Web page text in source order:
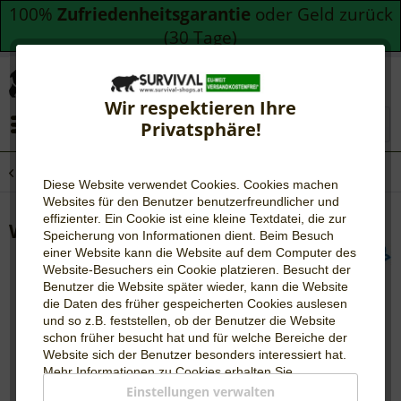
100% Zufriedenheitsgarantie oder Geld zurück
(30 Tage)
Wir respektieren Ihre
Privatsphäre!
Diese Website verwendet Cookies. Cookies machen
Websites für den Benutzer benutzerfreundlicher und
effizienter. Ein Cookie ist eine kleine Textdatei, die zur
Speicherung von Informationen dient. Beim Besuch
einer Website kann die Website auf dem Computer des
Website-Besuchers ein Cookie platzieren. Besucht der
Benutzer die Website später wieder, kann die Website
die Daten des früher gespeicherten Cookies auslesen
und so z.B. feststellen, ob der Benutzer die Website
schon früher besucht hat und für welche Bereiche der
Website sich der Benutzer besonders interessiert hat.
Mehr Informationen zu Cookies erhalten Sie
WIKIPEDIA.
Einstellungen verwalten
Walther PFC1r - 5000 Lumen